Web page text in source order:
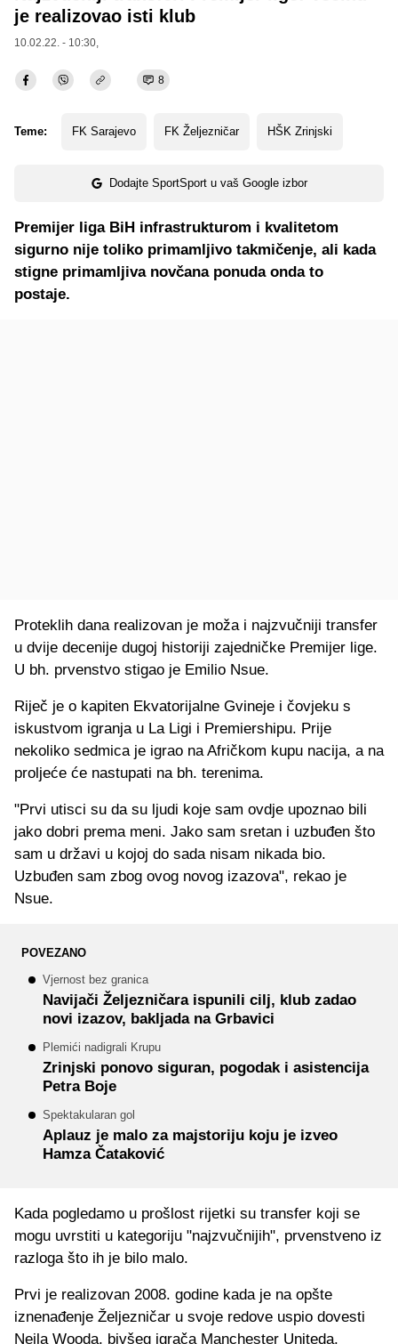
je realizovao isti klub
10.02.22. - 10:30,
8
Teme: FK Sarajevo FK Željezničar HŠK Zrinjski
Dodajte SportSport u vaš Google izbor
Premijer liga BiH infrastrukturom i kvalitetom
sigurno nije toliko primamljivo takmičenje, ali kada
stigne primamljiva novčana ponuda onda to
postaje.
Proteklih dana realizovan je moža i najzvučniji transfer
u dvije decenije dugoj historiji zajedničke Premijer lige.
U bh. prvenstvo stigao je Emilio Nsue.
Riječ je o kapiten Ekvatorijalne Gvineje i čovjeku s
iskustvom igranja u La Ligi i Premiershipu. Prije
nekoliko sedmica je igrao na Afričkom kupu nacija, a na
proljeće će nastupati na bh. terenima.
"Prvi utisci su da su ljudi koje sam ovdje upoznao bili
jako dobri prema meni. Jako sam sretan i uzbuđen što
sam u državi u kojoj do sada nisam nikada bio.
Uzbuđen sam zbog ovog novog izazova", rekao je
Nsue.
POVEZANO
Vjernost bez granica
Navijači Željezničara ispunili cilj, klub zadao
novi izazov, bakljada na Grbavici
Plemići nadigrali Krupu
Zrinjski ponovo siguran, pogodak i asistencija
Petra Boje
Spektakularan gol
Aplauz je malo za majstoriju koju je izveo
Hamza Čataković
Kada pogledamo u prošlost rijetki su transfer koji se
mogu uvrstiti u kategoriju "najzvučnijih", prvenstveno iz
razloga što ih je bilo malo.
Prvi je realizovan 2008. godine kada je na opšte
iznenađenje Željezničar u svoje redove uspio dovesti
Neila Wooda, bivšeg igrača Manchester Uniteda.